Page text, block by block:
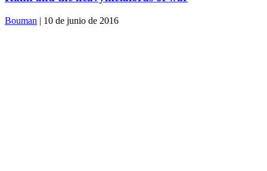
Bouman | 10 de junio de 2016